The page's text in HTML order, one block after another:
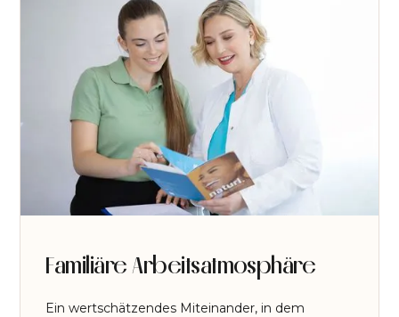
Familiäre Arbeitsatmosphäre
Ein wertschätzendes Miteinander, in dem